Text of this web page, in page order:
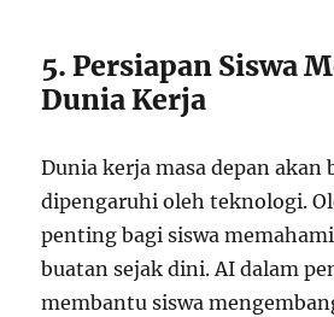
5. Persiapan Siswa
Dunia Kerja
Dunia kerja masa depan akan
dipengaruhi oleh teknologi.
penting bagi siswa
buatan sejak dini. AI dalam
membantu siswa